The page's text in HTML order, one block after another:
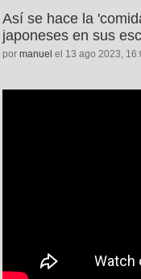
Así se hace la
japoneses en sus
por manuel el 13 ago 2023,